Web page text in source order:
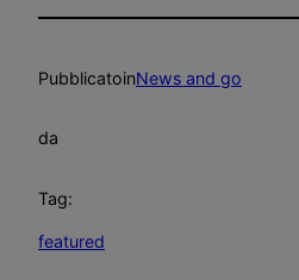
PubblicatoinNews and go
da
Tag:
featured